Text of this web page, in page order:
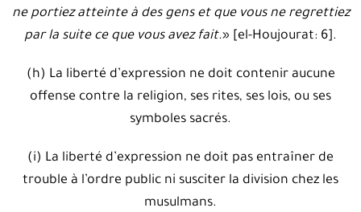
ne portiez atteinte à des gens et que vous ne regrettiez
par la suite ce que vous avez fait.» [el-Houjourat: 6].
(h) La liberté d’expression ne doit contenir aucune
offense contre la religion, ses rites, ses lois, ou ses
symboles sacrés.
(i) La liberté d’expression ne doit pas entraîner de
trouble à l’ordre public ni susciter la division chez les
musulmans.